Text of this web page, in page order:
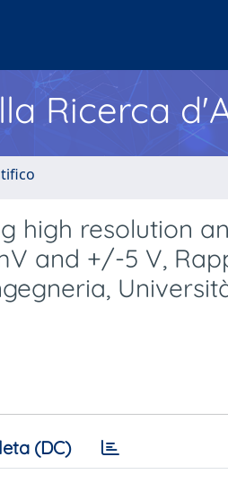
Ricerca
high resolution
and +/-5 V,
(DC)